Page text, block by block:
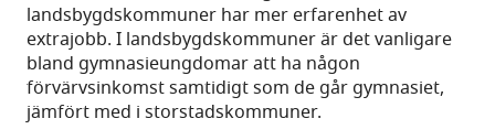
landsbygdskommuner har mer erfarenhet av
extrajobb. I landsbygdskommuner är det vanligare
bland gymnasieungdomar att ha någon
förvärvsinkomst samtidigt som de går gymnasiet,
jämfört med i storstadskommuner.